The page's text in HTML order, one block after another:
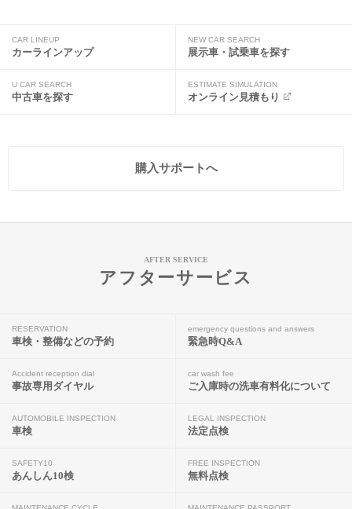
CAR LINEUP
カーラインアップ
NEW CAR SEARCH
展示車・試乗車を探す
U CAR SEARCH
中古車を探す
ESTIMATE SIMULATION
オンライン見積もり
購入サポートへ
AFTER SERVICE
アフターサービス
RESERVATION
車検・整備などの予約
emergency questions and answers
緊急時Q&A
Accident reception dial
事故専用ダイヤル
car wash fee
ご入庫時の洗車有料化について
AUTOMOBILE INSPECTION
車検
LEGAL INSPECTION
法定点検
SAFETY10
あんしん10検
FREE INSPECTION
無料点検